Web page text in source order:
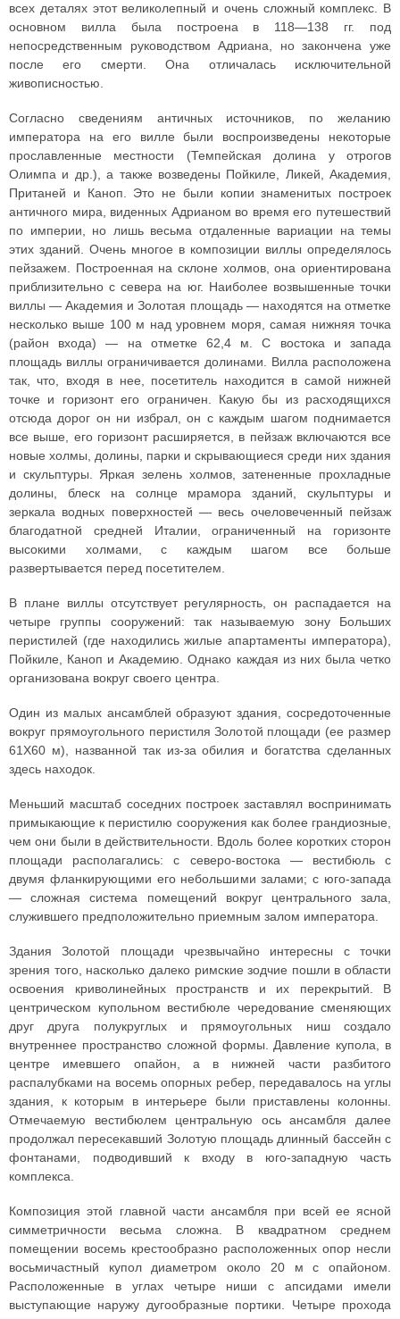
всех деталях этот великолепный и очень сложный комплекс. В
основном вилла была построена в 118—138 гг. под
непосредственным руководством Адриана, но закончена уже
после его смерти. Она отличалась исключительной
живописностью.
Согласно сведениям античных источников, по желанию
императора на его вилле были воспроизведены некоторые
прославленные местности (Темпейская долина у отрогов
Олимпа и др.), а также возведены Пойкиле, Ликей, Академия,
Пританей и Каноп. Это не были копии знаменитых построек
античного мира, виденных Адрианом во время его путешествий
по империи, но лишь весьма отдаленные вариации на темы
этих зданий. Очень многое в композиции виллы определялось
пейзажем. Построенная на склоне холмов, она ориентирована
приблизительно с севера на юг. Наиболее возвышенные точки
виллы — Академия и Золотая площадь — находятся на отметке
несколько выше 100 м над уровнем моря, самая нижняя точка
(район входа) — на отметке 62,4 м. С востока и запада
площадь виллы ограничивается долинами. Вилла расположена
так, что, входя в нее, посетитель находится в самой нижней
точке и горизонт его ограничен. Какую бы из расходящихся
отсюда дорог он ни избрал, он с каждым шагом поднимается
все выше, его горизонт расширяется, в пейзаж включаются все
новые холмы, долины, парки и скрывающиеся среди них здания
и скульптуры. Яркая зелень холмов, затененные прохладные
долины, блеск на солнце мрамора зданий, скульптуры и
зеркала водных поверхностей — весь очеловеченный пейзаж
благодатной средней Италии, ограниченный на горизонте
высокими холмами, с каждым шагом все больше
развертывается перед посетителем.
В плане виллы отсутствует регулярность, он распадается на
четыре группы сооружений: так называемую зону Больших
перистилей (где находились жилые апартаменты императора),
Пойкиле, Каноп и Академию. Однако каждая из них была четко
организована вокруг своего центра.
Один из малых ансамблей образуют здания, сосредоточенные
вокруг прямоугольного перистиля Золотой площади (ее размер
61X60 м), названной так из-за обилия и богатства сделанных
здесь находок.
Меньший масштаб соседних построек заставлял воспринимать
примыкающие к перистилю сооружения как более грандиозные,
чем они были в действительности. Вдоль более коротких сторон
площади располагались: с северо-востока — вестибюль с
двумя фланкирующими его небольшими залами; с юго-запада
— сложная система помещений вокруг центрального зала,
служившего предположительно приемным залом императора.
Здания Золотой площади чрезвычайно интересны с точки
зрения того, насколько далеко римские зодчие пошли в области
освоения криволинейных пространств и их перекрытий. В
центрическом купольном вестибюле чередование сменяющих
друг друга полукруглых и прямоугольных ниш создало
внутреннее пространство сложной формы. Давление купола, в
центре имевшего опайон, а в нижней части разбитого
распалубками на восемь опорных ребер, передавалось на углы
здания, к которым в интерьере были приставлены колонны.
Отмечаемую вестибюлем центральную ось ансамбля далее
продолжал пересекавший Золотую площадь длинный бассейн с
фонтанами, подводивший к входу в юго-западную часть
комплекса.
Композиция этой главной части ансамбля при всей ее ясной
симметричности весьма сложна. В квадратном среднем
помещении восемь крестообразно расположенных опор несли
восьмичастный купол диаметром около 20 м с опайоном.
Расположенные в углах четыре ниши с апсидами имели
выступающие наружу дугообразные портики. Четыре прохода